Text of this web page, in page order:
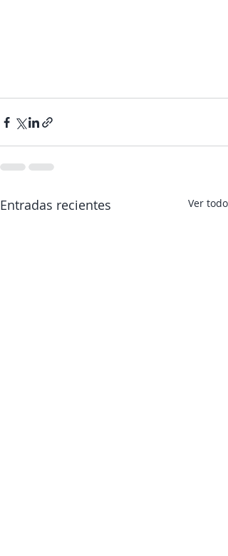
Entradas recientes Ver todo